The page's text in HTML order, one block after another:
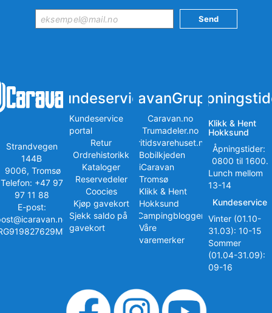
Strandvegen
144B
9006, Tromsø
Telefon: +47 97
97 11 88
E-post:
Kundeservice
Kundeservice
portal
Retur
Ordrehistorikk
Kataloger
Reservedeler
Coocies
Kjøp gavekort
Sjekk saldo på
gavekort
iCaravanGruppen
Caravan.no
Trumadeler.no
Fritidsvarehuset.no
Bobilkjeden
iCaravan
Tromsø
Klikk & Hent
Hokksund
iCampingbloggen
Våre
varemerker
Klikk & Hent
Hokksund
Åpningstider:
0800 til 1600.
Lunch mellom
13-14
Kundeservice
Vinter (01.10-
31.03): 10-15
Sommer
(01.04-31.09):
09-16